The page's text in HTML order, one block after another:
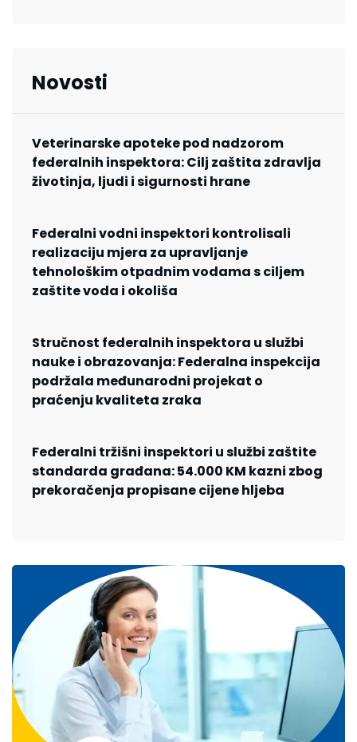
Novosti
Veterinarske apoteke pod nadzorom
federalnih inspektora: Cilj zaštita zdravlja
životinja, ljudi i sigurnosti hrane
Federalni vodni inspektori kontrolisali
realizaciju mjera za upravljanje
tehnološkim otpadnim vodama s ciljem
zaštite voda i okoliša
Stručnost federalnih inspektora u službi
nauke i obrazovanja: Federalna inspekcija
podržala međunarodni projekat o
praćenju kvaliteta zraka
Federalni tržišni inspektori u službi zaštite
standarda građana: 54.000 KM kazni zbog
prekoračenja propisane cijene hljeba